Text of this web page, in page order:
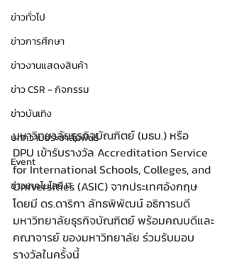
ข่าวทั่วไป
ข่าวการศึกษา
ข่าวงานแสดงสินค้า
ข่าว CSR - กิจกรรม
ข่าวบันเทิง
บทความประชาสัมพันธ์
Event
ข่าวเทคโนโลยี IT
มหาวิทยาลัยธุรกิจบัณฑิตย์ (มธบ.) หรือ
DPU เข้ารับรางวัล Accreditation Service
for International Schools, Colleges, and
Universities (ASIC) จากประเทศอังกฤษ
โดยมี ดร.ดาริกา ลัทธพิพัฒน์ อธิการบดี
มหาวิทยาลัยธุรกิจบัณฑิตย์ พร้อมคณบดีและ
คณาจารย์ ของมหาวิทยาลัย ร่วมรับมอบ
รางวัลในครั้งนี้